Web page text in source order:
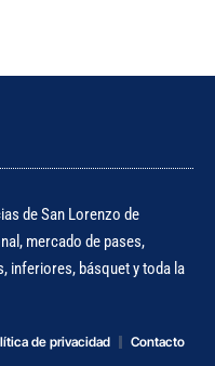
de San Lorenzo de
mercado de pases,
inferiores, básquet y toda la
de privacidad Contacto